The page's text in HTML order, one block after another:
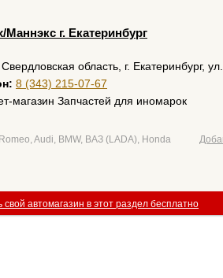
Маннэкс г. Екатеринбург
Свердловская область, г. Екатеринбург,
8 (343) 215-07-67
магазин Запчастей для иномарок
Audi, BMW, ВАЗ (LADA), Honda
свой автомагазин в этот раздел бесплатно